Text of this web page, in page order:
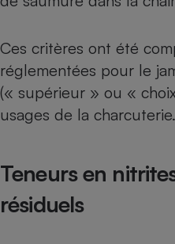
Ces critères ont été
réglementées pour le
(« supérieur » ou «
usages de la charcuterie.
Teneurs en
résiduels